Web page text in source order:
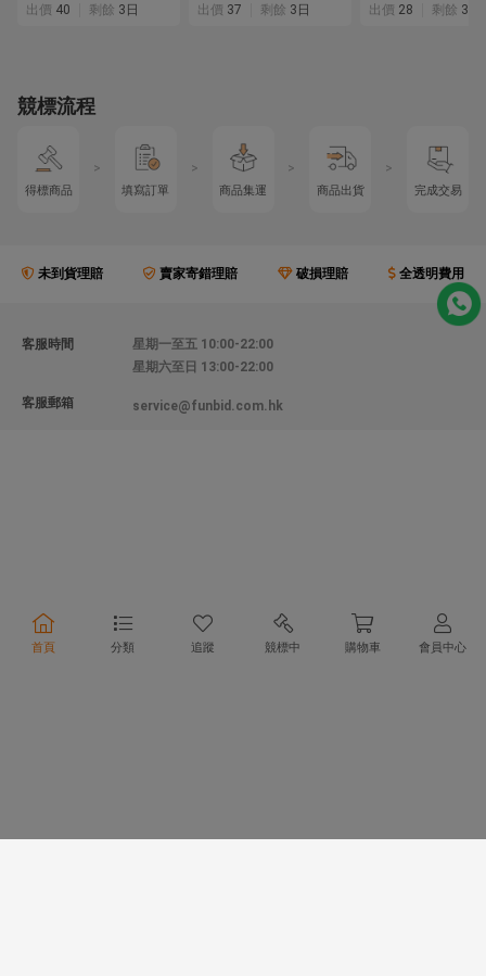
首頁 分類 追蹤 競標中 購物車 會員中心
出價 40 剩餘 3日 出價 37 剩餘 3日 出價 28 剩餘 3日
競標流程
得標商品
>
填寫訂單
>
商品集運
>
商品出貨
>
完成交易
未到貨理賠 賣家寄錯理賠 破損理賠 全透明費用
客服時間
星期一至五 10:00-22:00
星期六至日 13:00-22:00
客服郵箱 service@funbid.com.hk